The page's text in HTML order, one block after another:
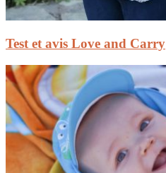
Test et avis Love and Carry